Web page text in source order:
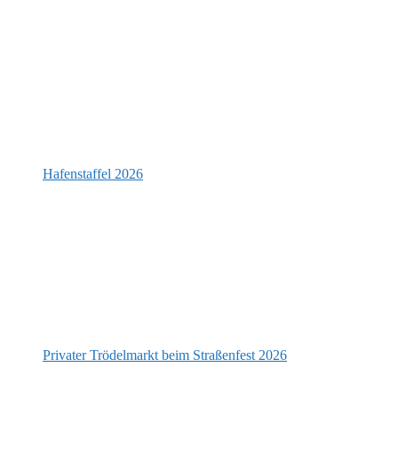
Hafenstaffel 2026
Privater Trödelmarkt beim Straßenfest 2026